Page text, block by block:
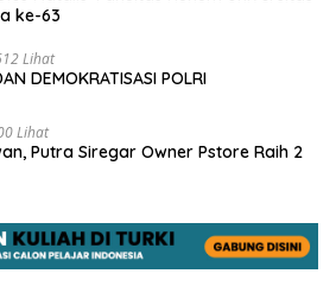
ke-63
Lihat
DEMOKRATISASI POLRI
Lihat
Putra Siregar Owner Pstore Raih 2